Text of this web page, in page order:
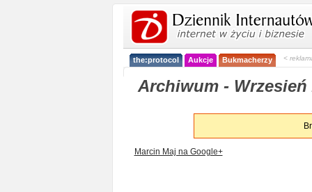
the:protocol Aukcje Bukmacherzy <
Archiwum - Wrzesień
Marcin Maj na Google+